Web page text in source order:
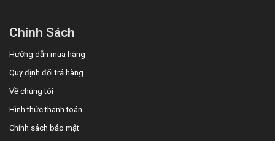
Chính Sách
Hướng dẫn mua hàng
Quy định đổi trả hàng
Về chúng tôi
Hình thức thanh toán
Chính sách bảo mật